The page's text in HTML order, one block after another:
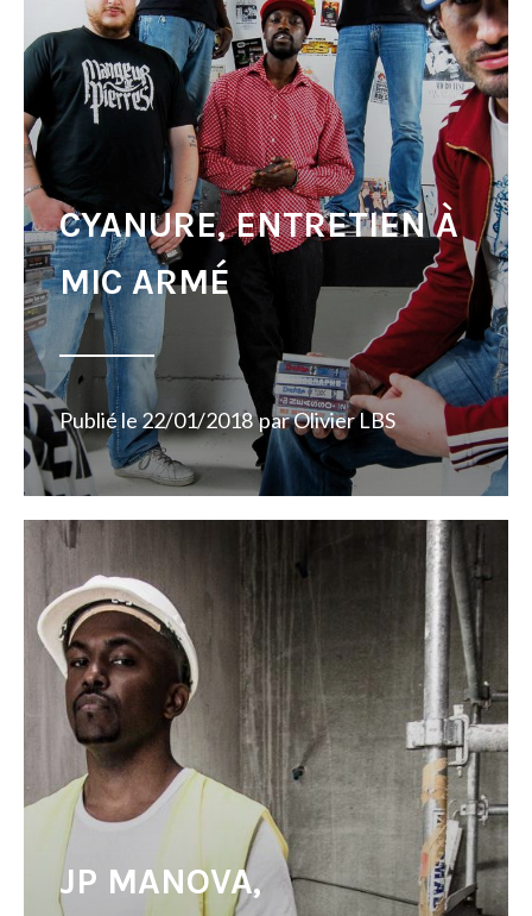
CYANURE, ENTRETIEN À
MIC ARMÉ
Publié le22/01/2018 parOlivier LBS
JP MANOVA,